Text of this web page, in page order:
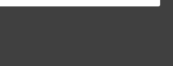
だいたものとみなされます。